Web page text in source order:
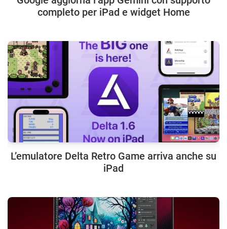
completo per iPad e widget Home
L’emulatore Delta Retro Game arriva anche su
iPad